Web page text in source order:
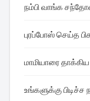
நம்பி வாங்க
புரப்போஸ் செய்த
மாமியாரை
உங்களுக்கு